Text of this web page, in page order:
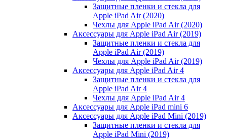
Защитные пленки и стекла для
Apple iPad Air (2020)
Чехлы для Apple iPad Air (2020)
Аксессуары для Apple iPad Air (2019)
Защитные пленки и стекла для
Apple iPad Air (2019)
Чехлы для Apple iPad Air (2019)
Аксессуары для Apple iPad Air 4
Защитные пленки и стекла для
Apple iPad Air 4
Чехлы для Apple iPad Air 4
Аксессуары для Apple iPad mini 6
Аксессуары для Apple iPad Mini (2019)
Защитные пленки и стекла для
Apple iPad Mini (2019)